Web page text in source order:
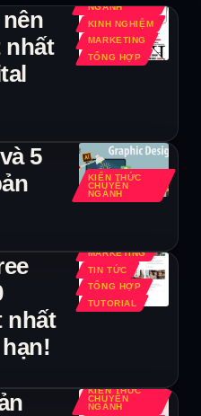
NGÀNH
KINH NGHIỆM
MARKETING
TỔNG HỢP
nhất
KIẾN THỨC
CHUYÊN
NGÀNH
5
MARKETING
TIN TỨC
TỔNG HỢP
TUTORIAL
nhất
KIẾN THỨC
CHUYÊN
NGÀNH